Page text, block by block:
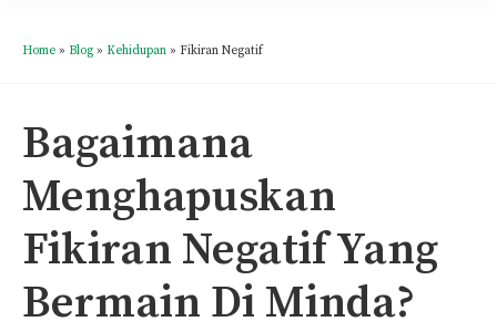
Home » Blog » Kehidupan » Fikiran Negatif
Bagaimana
Menghapuskan
Fikiran Negatif Yang
Bermain Di Minda?